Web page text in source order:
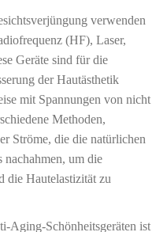
verwenden
(HF), Laser,
Geräte sind für die
der Hautästhetik
mit Spannungen von nicht
Methoden,
Ströme, die die natürlichen
nachahmen, um die
die Hautelastizität zu
Aging-Schönheitsgeräten ist